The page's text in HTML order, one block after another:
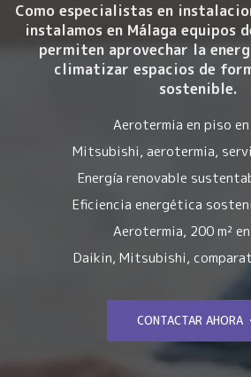
Como especialistas en
instalamos en Málaga equipos
permiten aprovechar la
climatizar espacios de
sostenible.
Aerotermia en piso en
Mitsubishi, aerotermia,
Energía renovable
Eficiencia energética
Aerotermia, 200 m²
Daikin, Mitsubishi,
CONTACTAR AHORA